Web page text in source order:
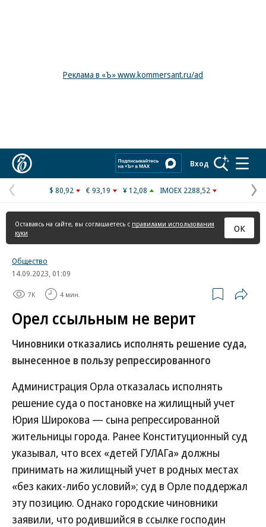
Реклама в «Ъ» www.kommersant.ru/ad
Вход
Предыдущая
страница
$ 80,92 € 93,19 ¥ 12,08 IMOEX 2288,52
Оставаясь на сайте, вы соглашаетесь с правилами использования
куки
ОК
Общество
14.09.2023, 01:09
7K 4 мин.
Орел ссыльным не верит
Чиновники отказались исполнять решение суда,
вынесенное в пользу репрессированного
Администрация Орла отказалась исполнять
решение суда о постановке на жилищный учет
Юрия Широкова — сына репрессированной
жительницы города. Ранее Конституционный суд
указывал, что всех «детей ГУЛАГа» должны
принимать на жилищный учет в родных местах
«без каких-либо условий»; суд в Орле поддержал
эту позицию. Однако городские чиновники
заявили, что родившийся в ссылке господин